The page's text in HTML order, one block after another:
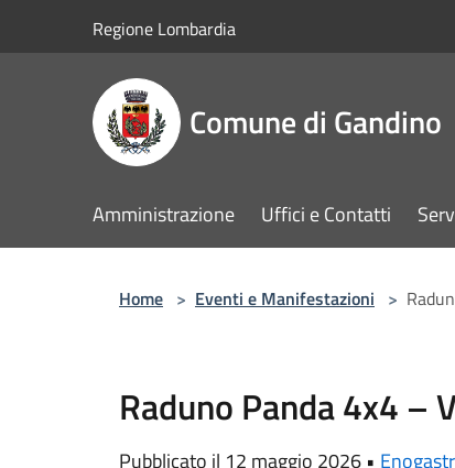
Regione Lombardia
Comune di Gandino
Amministrazione Uffici e Contatti
Home > Eventi e Manifestazioni >
Raduno Panda 4x4 –
Pubblicato il 12 maggio 2026 •